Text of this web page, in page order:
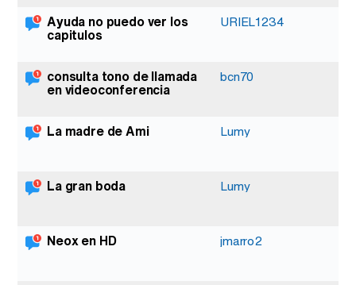
Ayuda no puedo ver los
capitulos
URIEL1234
consulta tono de llamada
en videoconferencia
bcn70
La madre de Ami Lumy
La gran boda Lumy
Neox en HD jmarro2